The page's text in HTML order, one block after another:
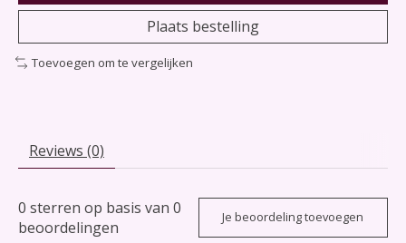
Plaats bestelling
Toevoegen om te vergelijken
Reviews (0)
0 sterren op basis van 0
beoordelingen
Je beoordeling toevoegen